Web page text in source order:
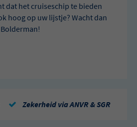
dat het cruiseschip te bieden
hoog op uw lijstje? Wacht dan
Zekerheid via ANVR & SGR